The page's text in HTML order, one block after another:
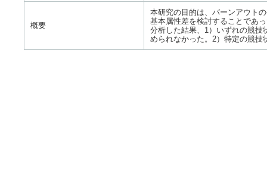
概要
本研究の目的は、バーンアウト
基本属性差を検討することであ
分析した結果、1）いずれの競技
められなかった。2）特定の競技